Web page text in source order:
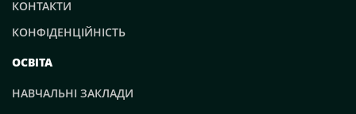
КОНТАКТИ
КОНФІДЕНЦІЙНІСТЬ
ОСВІТА
НАВЧАЛЬНІ ЗАКЛАДИ